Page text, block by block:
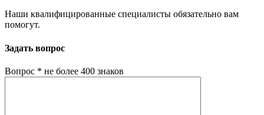
Наши квалифицированные специалисты обязательно вам
помогут.
Задать вопрос
Вопрос * не более 400 знаков